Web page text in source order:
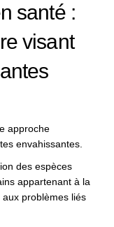
santé :
visant
verts
espaces
espaces
approche
envahissantes.
des espèces
appartenant à la
problèmes liés